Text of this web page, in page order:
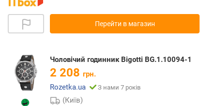
Перейти в магазин
Чоловічий годинник Bigotti BG.1.10094-1
2 208 грн.
Rozetka.ua
З нами 7 років
(Київ)